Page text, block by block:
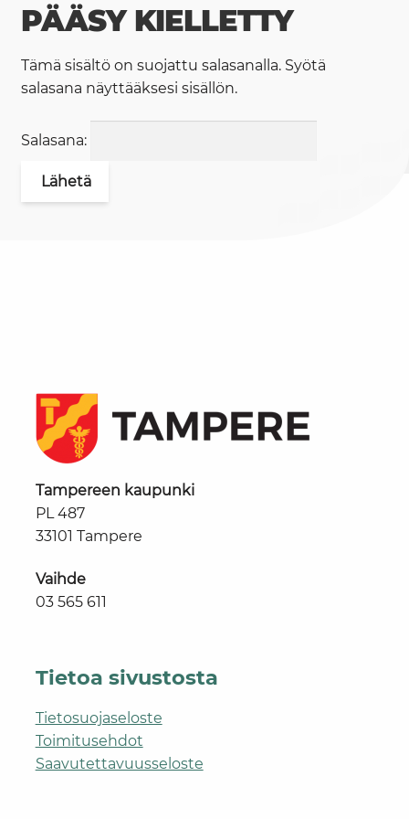
PÄÄSY KIELLETTY
Tämä sisältö on suojattu salasanalla. Syötä
salasana näyttääksesi sisällön.
Salasana:
Tampereen kaupunki
PL 487
33101 Tampere
Vaihde
03 565 611
Tietoa sivustosta
Tietosuojaseloste
Toimitusehdot
Saavutettavuusseloste